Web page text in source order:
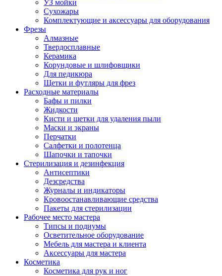
УЗ мойки
Сухожары
Комплектующие и аксессуары для оборудования
Фрезы
Алмазные
Твердосплавные
Керамика
Корундовые и шлифовщики
Для педикюра
Щетки и футляры для фрез
Расходные материалы
Бафы и пилки
Жидкости
Кисти и щетки для удаления пыли
Маски и экраны
Перчатки
Салфетки и полотенца
Шапочки и тапочки
Стерилизация и дезинфекция
Антисептики
Дезсредства
Журналы и индикаторы
Кровоостанавливающие средства
Пакеты для стерилизации
Рабочее место мастера
Типсы и подиумы
Осветительное оборудование
Мебель для мастера и клиента
Аксессуары для мастера
Косметика
Косметика для рук и ног